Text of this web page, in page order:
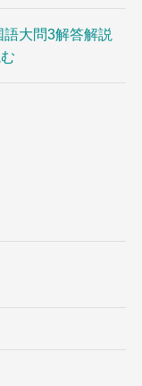
語大問3解答解説